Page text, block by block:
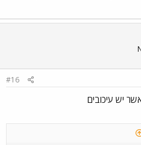
#16
יש עיכובים